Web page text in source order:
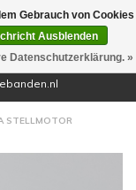
(0)
STELLMOTOR
Gebrauch von Cookies
Ausblenden
Datenschutzerklärung. »